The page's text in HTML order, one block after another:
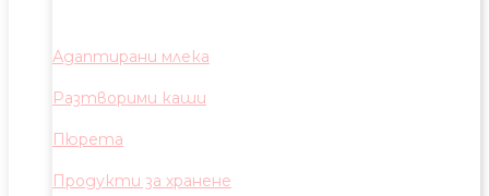
Адаптирани млека
Разтворими каши
Пюрета
Продукти за хранене